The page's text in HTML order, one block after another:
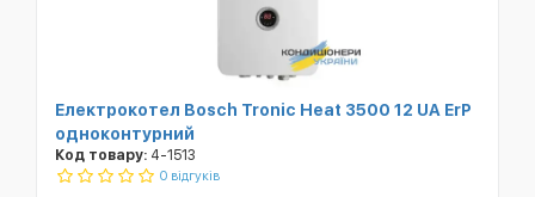
Електрокотел Bosch Tronic Heat 3500 12 UA ErP
одноконтурний
Код товару: 4-1513
0 відгуків